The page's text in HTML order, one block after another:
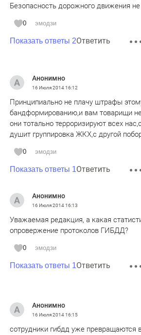
Безопасность дорожного движения не
0 эмодзи
Показать ответы 2Ответить
Анонимно
16 Июля 201416:12
Принципиально не плачу штрафы
бандформированию,и вам товарищи
они тотально терроризируют всех
душит группировка ЖКХ,с другой
0 эмодзи
Показать ответы 1Ответить
Анонимно
16 Июля 201416:13
Уважаемая редакция, а какая
опровержение протоколов ГИБДД?
0 эмодзи
Показать ответы 1Ответить
Анонимно
16 Июля 201416:15
сотрудники гибдд уже превращаются